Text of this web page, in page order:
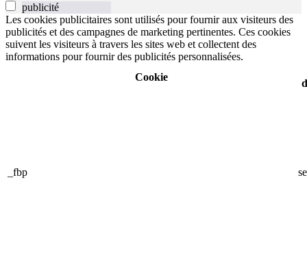
publicité
Les cookies publicitaires sont utilisés pour fournir aux visiteurs des
publicités et des campagnes de marketing pertinentes. Ces cookies
suivent les visiteurs à travers les sites web et collectent des
informations pour fournir des publicités personnalisées.
Cookie
_fbp